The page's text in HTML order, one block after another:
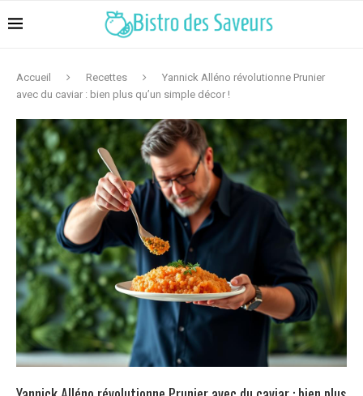
Accueil Recettes
Yannick Alléno révolutionne Prunier
avec du caviar : bien plus qu’un simple décor !